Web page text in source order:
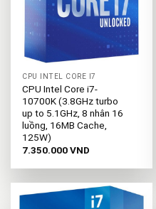
CPU INTEL CORE I7
CPU Intel Core i7-
10700K (3.8GHz turbo
up to 5.1GHz, 8 nhân 16
luồng, 16MB Cache,
125W)
7.350.000VND